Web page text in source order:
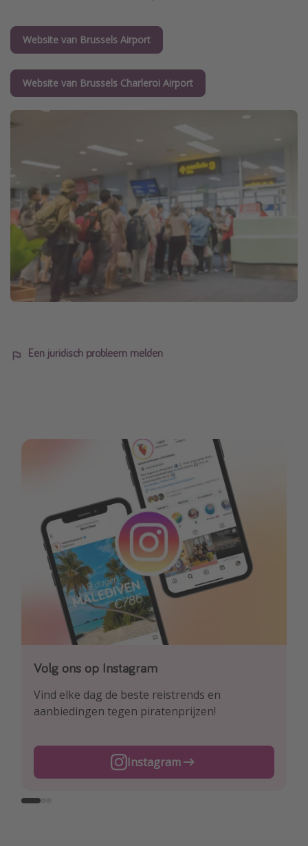
Website van Brussels Airport
Website van Brussels Charleroi Airport
Een juridisch probleem melden
Volg ons op Instagram
Vind elke dag de beste reistrends en
aanbiedingen tegen piratenprijzen!
Instagram
Volg ons op Facebook
Ontdek onze dagelijkse reis- en
vluchtaanbiedingen tegen piratenprijzen!
Facebook
Volg ons op TikTok
Voor de heetste deals en beste reis-hacks!
TikTok